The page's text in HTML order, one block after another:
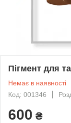
Пігмент для
Немає в наявності
Код: 001346
600 ₴